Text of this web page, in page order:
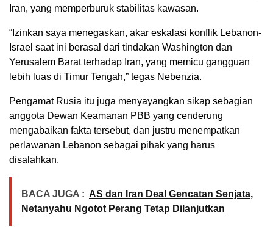
Iran, yang memperburuk stabilitas kawasan.
“Izinkan saya menegaskan, akar eskalasi konflik Lebanon-
Israel saat ini berasal dari tindakan Washington dan
Yerusalem Barat terhadap Iran, yang memicu gangguan
lebih luas di Timur Tengah,” tegas Nebenzia.
Pengamat Rusia itu juga menyayangkan sikap sebagian
anggota Dewan Keamanan PBB yang cenderung
mengabaikan fakta tersebut, dan justru menempatkan
perlawanan Lebanon sebagai pihak yang harus
disalahkan.
BACA JUGA : AS dan Iran Deal Gencatan Senjata,
Netanyahu Ngotot Perang Tetap Dilanjutkan